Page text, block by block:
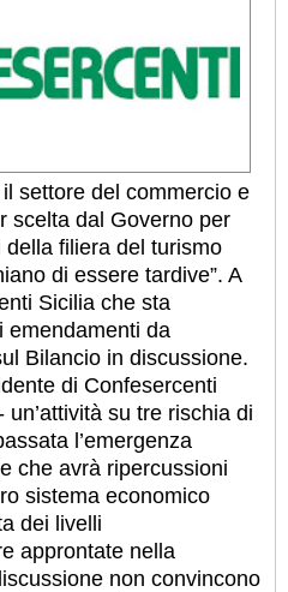
settore del commercio e
scelta dal Governo per
filiera del turismo
di essere tardive”. A
Sicilia che sta
emendamenti da
Bilancio in discussione.
di Confesercenti
su tre rischia di
l’emergenza
che avrà ripercussioni
sistema economico
dei livelli
approntate nella
non convincono